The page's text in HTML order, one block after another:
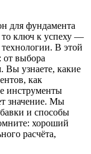
для фундамента
то ключ к успеху —
В этой
от выбора
Вы узнаете, какие
как
инструменты
значение. Мы
и способы
хороший
расчёта,